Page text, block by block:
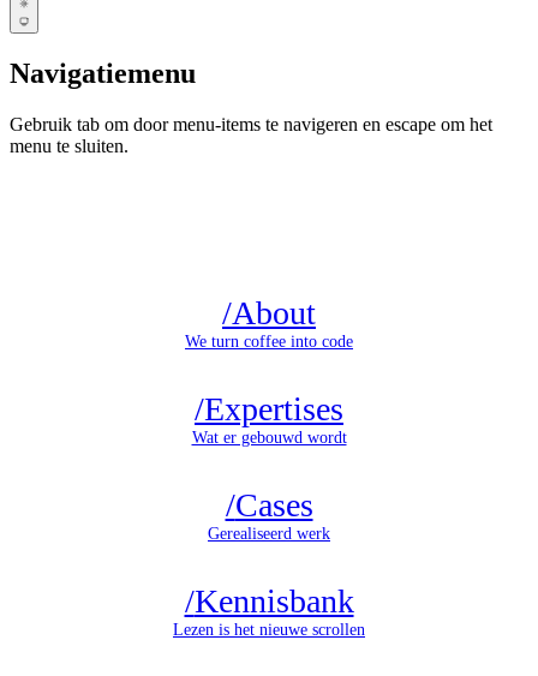
Navigatiemenu
Gebruik tab om door menu-items te navigeren en escape om het
menu te sluiten.
/About
We turn coffee into code
/Expertises
Wat er gebouwd wordt
/Cases
Gerealiseerd werk
/Kennisbank
Lezen is het nieuwe scrollen